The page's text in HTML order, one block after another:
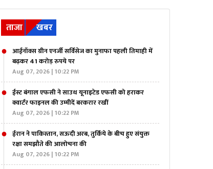
ताजा खबर
आईनॉक्स ग्रीन एनर्जी सर्विसेज का मुनाफा पहली तिमाही में
बढ़कर 41 करोड़ रुपये पर
Aug 07, 2026 | 10:22 PM
ईस्ट बंगाल एफसी ने साउथ यूनाइटेड एफसी को हराकर
क्वार्टर फाइनल की उम्मीदें बरकरार रखीं
Aug 07, 2026 | 10:22 PM
ईरान ने पाकिस्तान, सऊदी अरब, तुर्किये के बीच हुए संयुक्त
रक्षा समझौते की आलोचना की
Aug 07, 2026 | 10:22 PM